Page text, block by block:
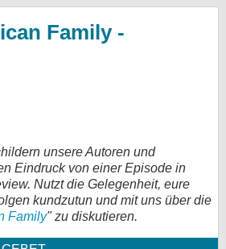
Family -
unsere Autoren und
Eindruck von einer Episode in
Nutzt die Gelegenheit, eure
kundzutun und mit uns über die
Family" zu diskutieren.
Gewinnspiele
Forum
bei X